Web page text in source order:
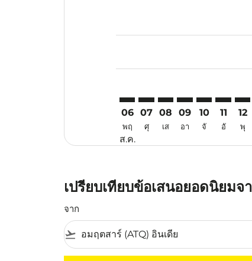
06
พฤ
ส.ค.
07
ศุ
08
เส
09
อา
10
จั
11
อั
12
พุ
เปรียบเทียบข้อเสนอยอดนิยม
จาก
flight_takeoff